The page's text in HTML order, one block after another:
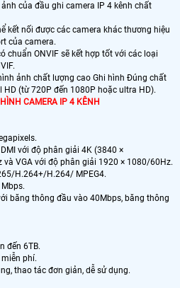
của đầu ghi camera IP 4 kênh chất
kết nối được các camera khác thương hiệu
của camera.
chuẩn ONVIF sẽ kết hợp tốt với các loại
ảnh chất lượng cao Ghi hình Đúng chất
(từ 720P đến 1080P hoặc ultra HD).
CAMERA IP 4 KÊNH
với độ phân giải 4K (3840 ×
VGA với độ phân giải 1920 × 1080/60Hz.
H.264+/H.264/ MPEG4.
băng thông đầu vào 40Mbps, băng thông
đến 6TB.
phí.
thao tác đơn giản, dễ sử dụng.